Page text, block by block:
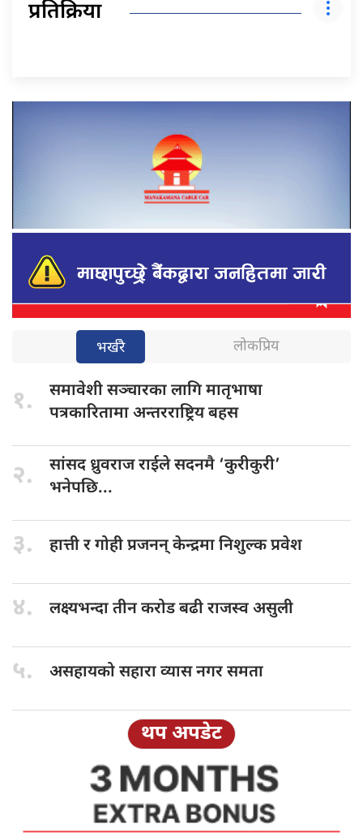
प्रतिक्रिया
भर्खरै लोकप्रिय
१. समावेशी सञ्चारकालागि मातृभाषा
पत्रकारितामा अन्तरराष्ट्रिय बहस
२. सांसद ध्रुवराजराईले सदनमै ‘कुरीकुरी’
भनेपछि...
३. हात्ती रगोही प्रजनन् केन्द्रमा निशुल्क प्रवेश
४. लक्ष्यभन्दा तीनकरोड बढी राजस्व असुली
५. असहायको सहाराव्यास नगर समता
थप अपडेट